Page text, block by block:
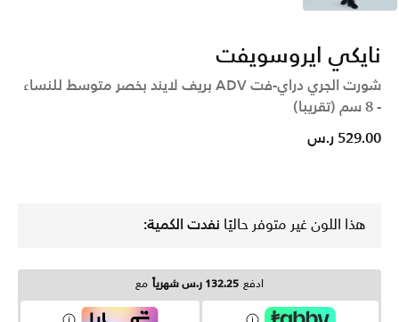
نايكي ايروسويفت
شورت الجري دراي-فت ADV بريف لايند بخصر متوسط للنساء
- 8 سم (تقريبا)
529.00 ر.س
هذا اللون غير متوفر حاليًا نفدت الكمية:
ادفع 132.25 ر.س شهرياً مع